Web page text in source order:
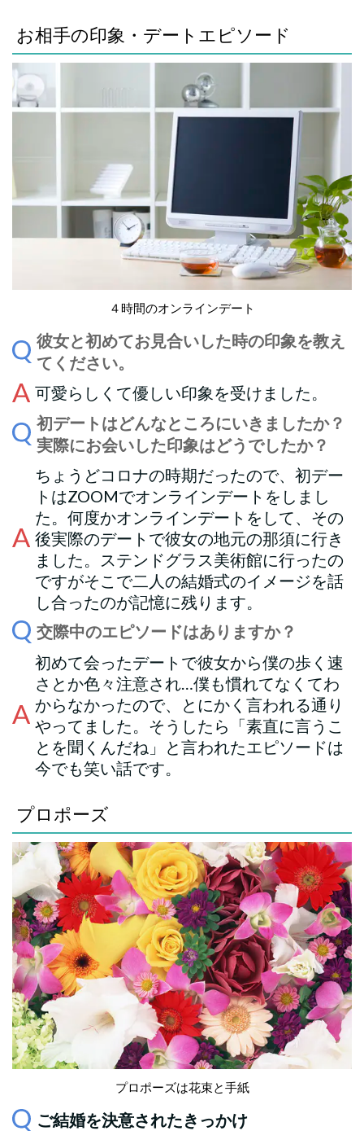
お相手の印象・デートエピソード
４時間のオンラインデート
彼女と初めてお見合いした時の印象を教え
てください。
可愛らしくて優しい印象を受けました。
初デートはどんなところにいきましたか？
実際にお会いした印象はどうでしたか？
ちょうどコロナの時期だったので、初デー
トはZOOMでオンラインデートをしまし
た。何度かオンラインデートをして、その
後実際のデートで彼女の地元の那須に行き
ました。ステンドグラス美術館に行ったの
ですがそこで二人の結婚式のイメージを話
し合ったのが記憶に残ります。
交際中のエピソードはありますか？
初めて会ったデートで彼女から僕の歩く速
さとか色々注意され…僕も慣れてなくてわ
からなかったので、とにかく言われる通り
やってました。そうしたら「素直に言うこ
とを聞くんだね」と言われたエピソードは
今でも笑い話です。
プロポーズ
プロポーズは花束と手紙
ご結婚を決意されたきっかけ